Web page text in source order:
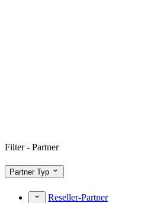
Filter - Partner
Partner Typ
Reseller-Partner